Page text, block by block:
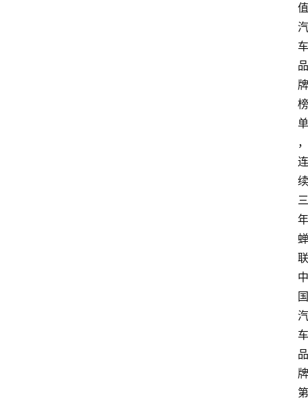
值
汽
车
品
牌
榜
单
，
连
续
三
年
蝉
联
中
国
汽
车
品
牌
第